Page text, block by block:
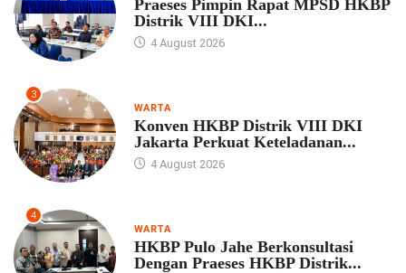
Praeses Pimpin Rapat MPSD HKBP
Distrik VIII DKI...
4 August 2026
3
WARTA
Konven HKBP Distrik VIII DKI
Jakarta Perkuat Keteladanan...
4 August 2026
4
WARTA
HKBP Pulo Jahe Berkonsultasi
Dengan Praeses HKBP Distrik...